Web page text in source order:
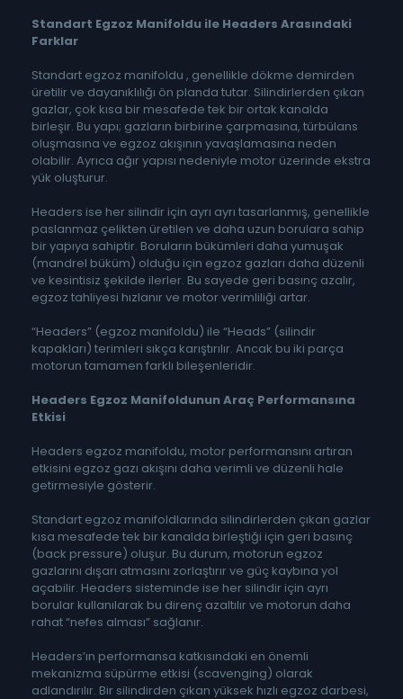
Standart Egzoz Manifoldu ile Headers Arasındaki
Farklar
Standart egzoz manifoldu , genellikle dökme demirden
üretilir ve dayanıklılığı ön planda tutar. Silindirlerden çıkan
gazlar, çok kısa bir mesafede tek bir ortak kanalda
birleşir. Bu yapı; gazların birbirine çarpmasına, türbülans
oluşmasına ve egzoz akışının yavaşlamasına neden
olabilir. Ayrıca ağır yapısı nedeniyle motor üzerinde ekstra
yük oluşturur.
Headers ise her silindir için ayrı ayrı tasarlanmış, genellikle
paslanmaz çelikten üretilen ve daha uzun borulara sahip
bir yapıya sahiptir. Boruların bükümleri daha yumuşak
(mandrel büküm) olduğu için egzoz gazları daha düzenli
ve kesintisiz şekilde ilerler. Bu sayede geri basınç azalır,
egzoz tahliyesi hızlanır ve motor verimliliği artar.
“Headers” (egzoz manifoldu) ile “Heads” (silindir
kapakları) terimleri sıkça karıştırılır. Ancak bu iki parça
motorun tamamen farklı bileşenleridir.
Headers Egzoz Manifoldunun Araç Performansına
Etkisi
Headers egzoz manifoldu, motor performansını artıran
etkisini egzoz gazı akışını daha verimli ve düzenli hale
getirmesiyle gösterir.
Standart egzoz manifoldlarında silindirlerden çıkan gazlar
kısa mesafede tek bir kanalda birleştiği için geri basınç
(back pressure) oluşur. Bu durum, motorun egzoz
gazlarını dışarı atmasını zorlaştırır ve güç kaybına yol
açabilir. Headers sisteminde ise her silindir için ayrı
borular kullanılarak bu direnç azaltılır ve motorun daha
rahat “nefes alması” sağlanır.
Headers’ın performansa katkısındaki en önemli
mekanizma süpürme etkisi (scavenging) olarak
adlandırılır. Bir silindirden çıkan yüksek hızlı egzoz darbesi,